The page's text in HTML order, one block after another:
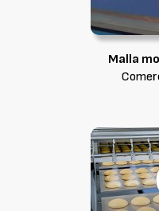
Malla